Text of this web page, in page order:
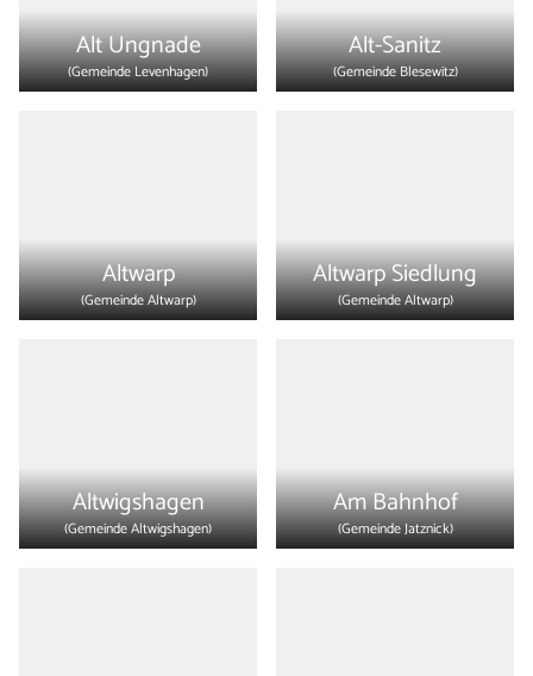
Alt Ungnade
(GemeindeLevenhagen)
Alt-Sanitz
(GemeindeBlesewitz)
Altwarp
(GemeindeAltwarp)
Altwarp Siedlung
(GemeindeAltwarp)
Altwigshagen
(GemeindeAltwigshagen)
Am Bahnhof
(GemeindeJatznick)